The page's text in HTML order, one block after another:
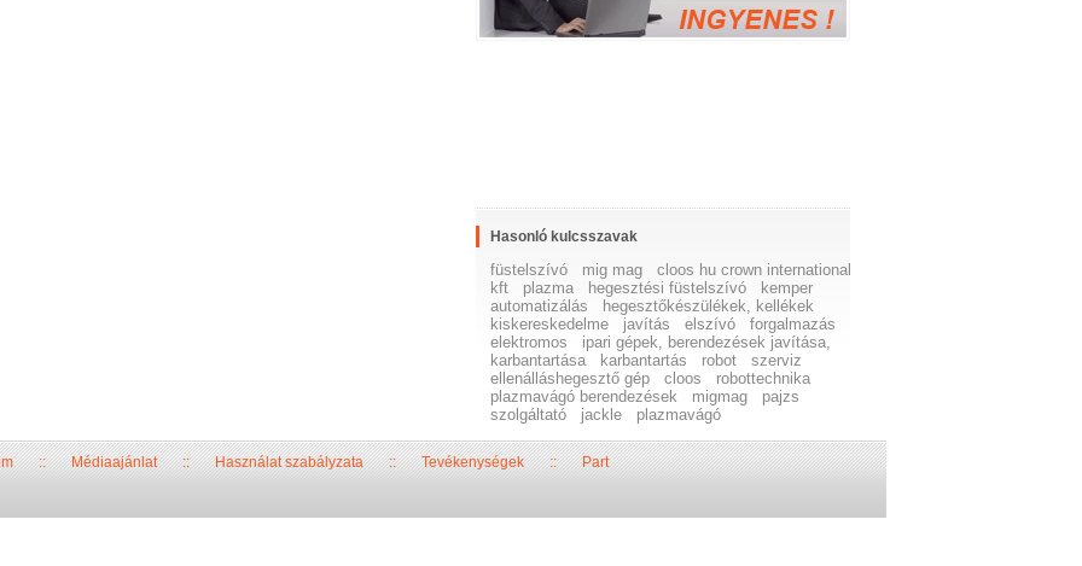
Hasonló kulcsszavak
füstelszívó mig mag
cloos hu crown international
kft
plazma hegesztési füstelszívó
kemper
automatizálás
hegesztőkészülékek, kellékek
kiskereskedelme
javítás elszívó
forgalmazás
elektromos
ipari gépek, berendezések javítása,
karbantartása
karbantartás robot
szerviz
ellenálláshegesztő gép
cloos
robottechnika
plazmavágó berendezések
migmag
pajzs
szolgáltató
jackle plazmavágó
::Médiaajánlat::Használat szabályzata::Tevékenységek::Part